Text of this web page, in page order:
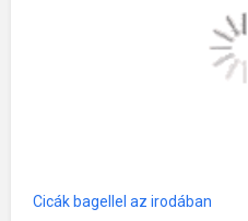
Cicák bagellel az irodában